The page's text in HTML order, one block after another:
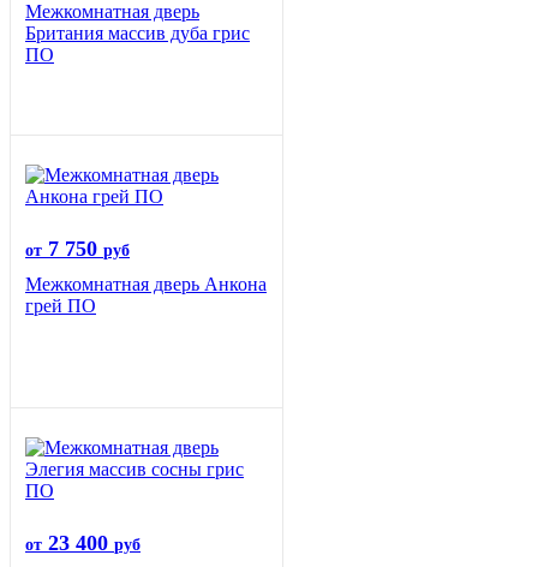
Межкомнатная дверь
Британия массив дуба грис
ПО
от 7 750 руб
Межкомнатная дверь Анкона
грей ПО
от 23 400 руб